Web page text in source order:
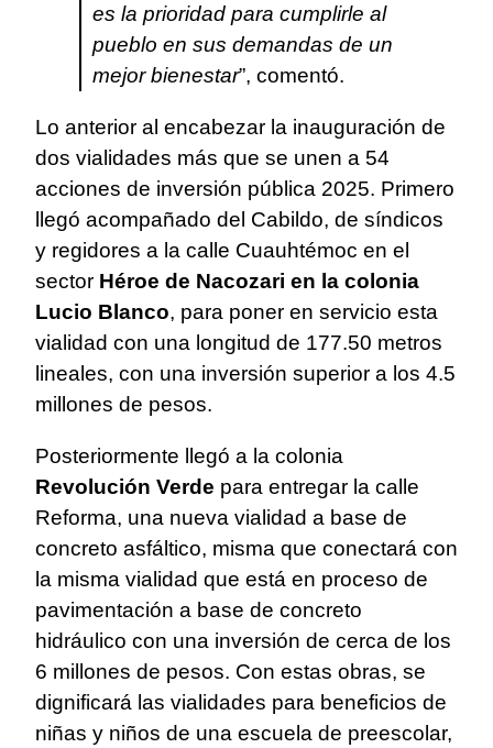
es la prioridad para cumplirle al
pueblo en sus demandas de un
mejor bienestar”, comentó.
Lo anterior al encabezar la inauguración de
dos vialidades más que se unen a 54
acciones de inversión pública 2025. Primero
llegó acompañado del Cabildo, de síndicos
y regidores a la calle Cuauhtémoc en el
sector Héroe de Nacozari en la colonia
Lucio Blanco, para poner en servicio esta
vialidad con una longitud de 177.50 metros
lineales, con una inversión superior a los 4.5
millones de pesos.
Posteriormente llegó a la colonia
Revolución Verde para entregar la calle
Reforma, una nueva vialidad a base de
concreto asfáltico, misma que conectará con
la misma vialidad que está en proceso de
pavimentación a base de concreto
hidráulico con una inversión de cerca de los
6 millones de pesos. Con estas obras, se
dignificará las vialidades para beneficios de
niñas y niños de una escuela de preescolar,